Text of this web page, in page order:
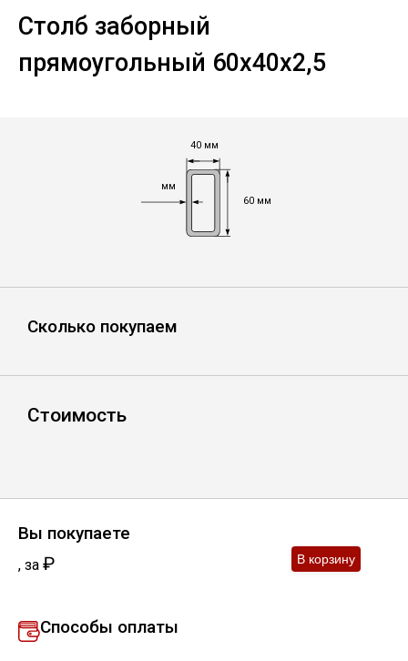
Труба профильная
Труба
Винтовые сваи
Столб заборный
прямоугольный 60х40х2,5
мм
60 мм
40 мм
Сколько покупаем
Стоимость
Вы покупаете
, за ₽
Способы оплаты